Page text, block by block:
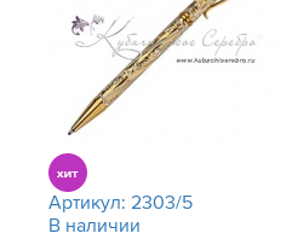
Артикул: 2303/5
В наличии